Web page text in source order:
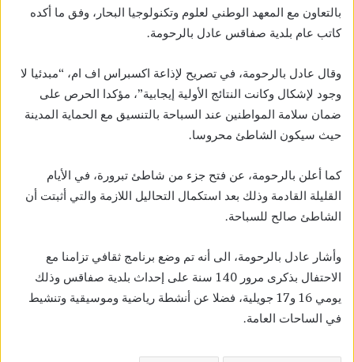
بالتعاون مع المعهد الوطني لعلوم وتكنولوجيا البحار، وفق ما أكده
كاتب عام بلدية صفاقس عادل بالرحومة.
وقال عادل بالرحومة، في تصريح لإذاعة اكسبراس اف ام، “مبدئيا لا
وجود لإشكال وكانت النتائج الأولية إيجابية”، مؤكدا الحرص على
ضمان سلامة المواطنين عند السباحة بالتنسيق مع الحماية المدينة
حيث سيكون الشاطئ محروسا.
كما أعلن بالرحومة، عن فتح جزء من شاطئ تبرورة، في الأيام
القليلة القادمة وذلك بعد استكمال التحاليل اللازمة والتي أثبتت أن
الشاطئ صالح للسباحة.
وأشار عادل بالرحومة، الى أنه تم وضع برنامج ثقافي تزامنا مع
الاحتفال بذكرى مرور 140 سنة على إحداث بلدية صفاقس وذلك
يومي 16 و17 جويلية، فضلا عن أنشطة رياضية وموسيقية وتنشيط
في الساحات العامة.